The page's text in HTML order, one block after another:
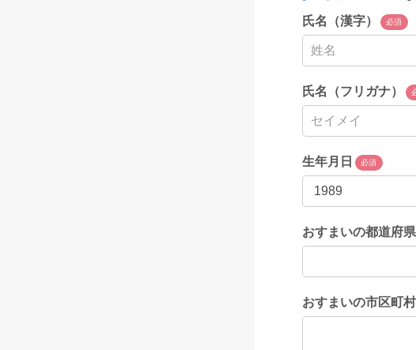
氏名（漢字）
必須
氏名（フリガナ）
生年月日 必須
おすまいの都道府県
おすまいの市区町